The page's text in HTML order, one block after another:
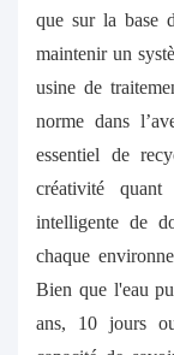
que sur la base
maintenir un
usine de
norme dans
essentiel de
créativité
intelligente de
chaque
Bien que l'eau
ans, 10 jours